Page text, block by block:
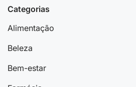
Categorias
Alimentação
Beleza
Bem-estar